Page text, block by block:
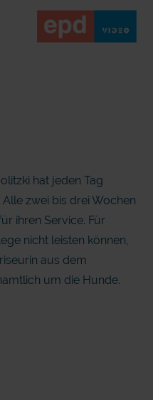
hat jeden Tag
zwei bis drei Wochen
ihren Service. Für
nicht leisten können,
aus dem
um die Hunde.